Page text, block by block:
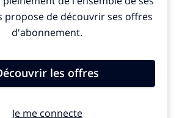
d’un incident entre la ministre de
Dati et une fonctionnaire de
un arrêt temporaire des
à l’intensité des discussions. Le
Patrier-Leitus (groupe Horizons)
gouvernemental faisant l’objet